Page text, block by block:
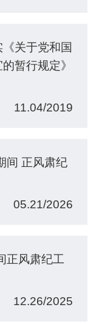
关于党和国
暂行规定》
11.04/2019
间 正风肃纪
05.21/2026
正风肃纪工
12.26/2025